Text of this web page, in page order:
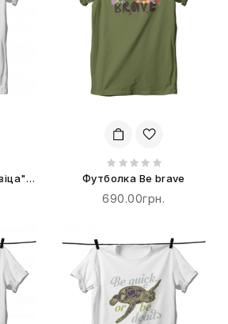
Футболка Be brave
690.00грн.